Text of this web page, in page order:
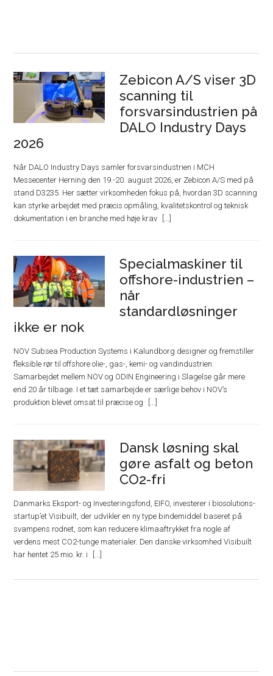
Zebicon A/S viser 3D
scanning til
forsvarsindustrien på
DALO Industry Days
2026
Når DALO Industry Days samler forsvarsindustrien i MCH
Messecenter Herning den 19.-20. august 2026, er Zebicon A/S med på
stand D3235. Her sætter virksomheden fokus på, hvordan 3D scanning
kan styrke arbejdet med præcis opmåling, kvalitetskontrol og teknisk
dokumentation i en branche med høje krav
Specialmaskiner til
offshore-industrien –
når
standardløsninger
ikke er nok
NOV Subsea Production Systems i Kalundborg designer og fremstiller
fleksible rør til offshore olie-, gas-, kemi- og vandindustrien.
Samarbejdet mellem NOV og ODIN Engineering i Slagelse går mere
end 20 år tilbage. I et tæt samarbejde er særlige behov i NOV’s
produktion blevet omsat til præcise og
Dansk løsning skal
gøre asfalt og beton
CO2-fri
Danmarks Eksport- og Investeringsfond, EIFO, investerer i biosolutions-
startup’et Visibuilt, der udvikler en ny type bindemiddel baseret på
svampens rodnet, som kan reducere klimaaftrykket fra nogle af
verdens mest CO2-tunge materialer. Den danske virksomhed Visibuilt
har hentet 25 mio. kr. i